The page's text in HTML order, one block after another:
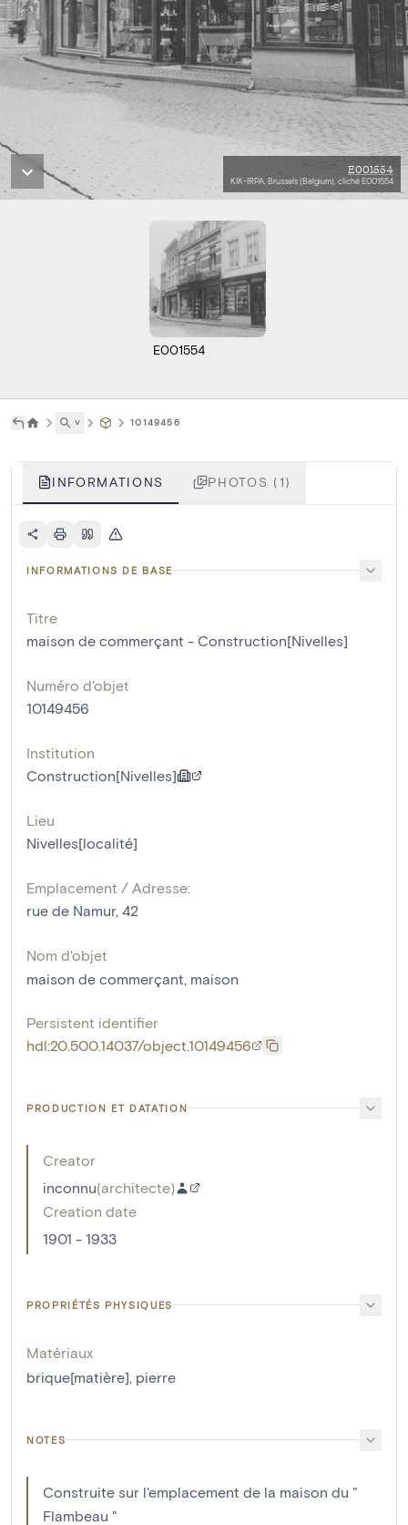
E001554
KIK-IRPA, Brussels (Belgium), cliché E001554
E001554
˅ 10149456
INFORMATIONS PHOTOS (1)
INFORMATIONS DE BASE
Titre
maison de commerçant - Construction[Nivelles]
Numéro d'objet
10149456
Institution
Construction[Nivelles]
Lieu
Nivelles[localité]
Emplacement / Adresse:
rue de Namur, 42
Nom d'objet
maison de commerçant maison
Persistent identifier
hdl:20.500.14037/object.10149456
PRODUCTION ET DATATION
Creator
inconnu(architecte)
Creation date
1901 - 1933
PROPRIÉTÉS PHYSIQUES
Matériaux
brique[matière] pierre
NOTES
Construite sur l'emplacement de la maison du "
Flambeau "